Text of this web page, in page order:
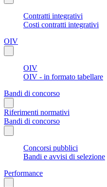
Contratti integrativi
Costi contratti integrativi
OIV
OIV
OIV - in formato tabellare
Bandi di concorso
Riferimenti normativi
Bandi di concorso
Concorsi pubblici
Bandi e avvisi di selezione
Performance